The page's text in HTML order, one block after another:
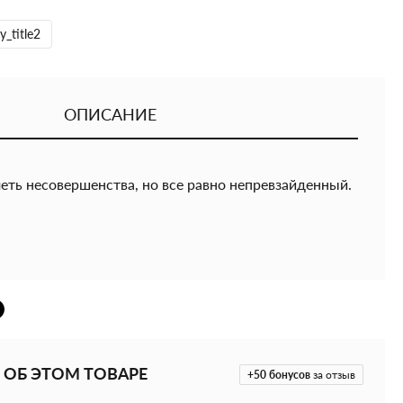
ОПИСАНИЕ
несовершенства, но все равно непревзайденный.
может иметь незначительные сколы и
+50 бонусов за отзыв
ОБ ЭТОМ ТОВАРЕ